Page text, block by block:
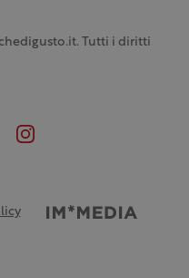
Tutti i diritti
Credits